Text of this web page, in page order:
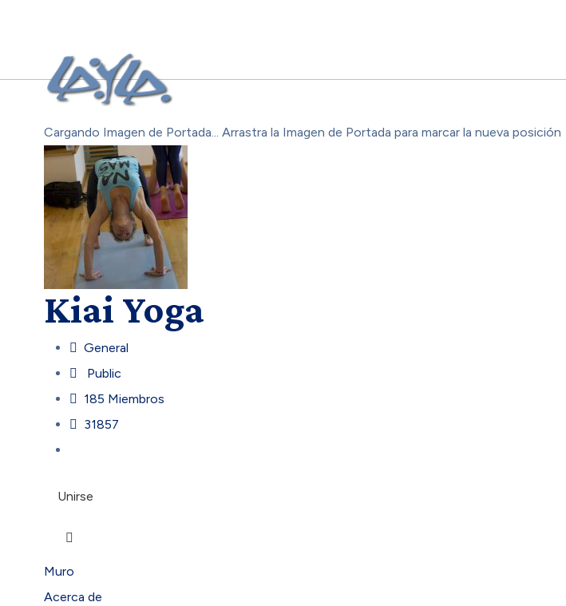
Cargando Imagen de Portada... Arrastra la Imagen de Portada para marcar la nueva posición
Kiai Yoga
General
Public
185 Miembros
31857
Unirse
Muro
Acerca de